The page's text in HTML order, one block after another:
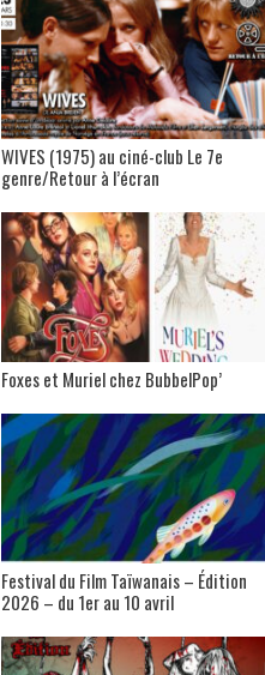
WIVES (1975) au ciné-club Le 7e
genre/Retour à l’écran
Foxes et Muriel chez BubbelPop’
Festival du Film Taïwanais – Édition
2026 – du 1er au 10 avril